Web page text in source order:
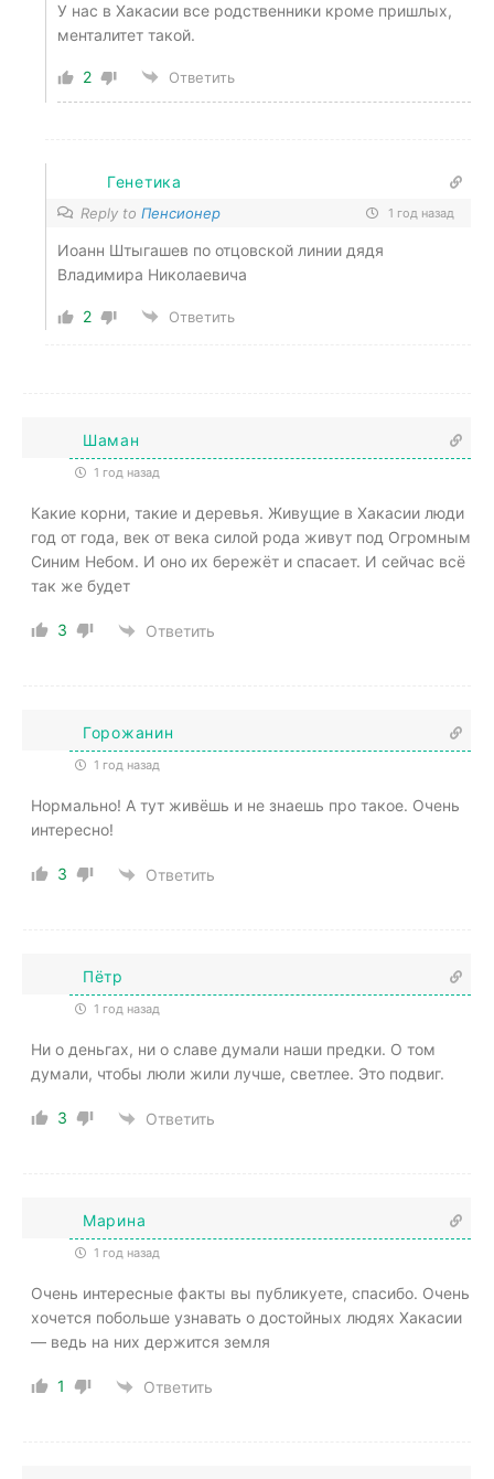
У нас в Хакасии все родственники кроме пришлых,
менталитет такой.
2 Ответить
Генетика
Reply to Пенсионер 1 год назад
Иоанн Штыгашев по отцовской линии дядя
Владимира Николаевича
2 Ответить
Шаман
1 год назад
Какие корни, такие и деревья. Живущие в Хакасии люди
год от года, век от века силой рода живут под Огромным
Синим Небом. И оно их бережёт и спасает. И сейчас всё
так же будет
3 Ответить
Горожанин
1 год назад
Нормально! А тут живёшь и не знаешь про такое. Очень
интересно!
3 Ответить
Пётр
1 год назад
Ни о деньгах, ни о славе думали наши предки. О том
думали, чтобы люли жили лучше, светлее. Это подвиг.
3 Ответить
Марина
1 год назад
Очень интересные факты вы публикуете, спасибо. Очень
хочется побольше узнавать о достойных людях Хакасии
— ведь на них держится земля
1 Ответить